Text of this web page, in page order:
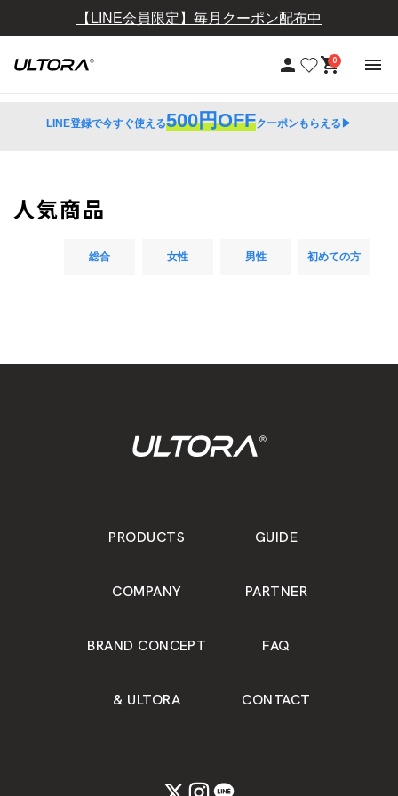
LINE登録で今すぐ使える500円OFFクーポンもらえる▶︎
人気商品
総合 女性 男性 初めての方
PRODUCTS GUIDE
COMPANY PARTNER
BRAND CONCEPT FAQ
& ULTORA CONTACT
【LINE会員限定】毎月クーポン配布中
0